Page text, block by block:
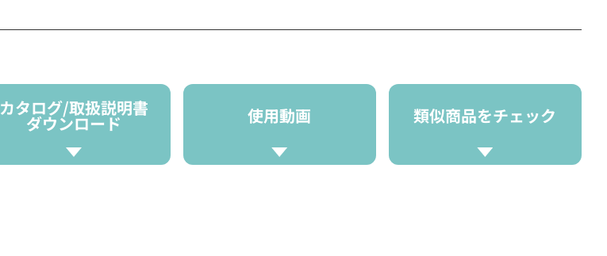
カタログ/取扱説明書
ダウンロード 使用動画 類似商品をチェック